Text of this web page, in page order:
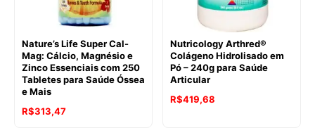
Nature’s Life Super Cal-
Mag: Cálcio, Magnésio e
Zinco Essenciais com 250
Tabletes para Saúde Óssea
e Mais
R$313,47
Nutricology Arthred®
Colágeno Hidrolisado em
Pó – 240g para Saúde
Articular
R$419,68